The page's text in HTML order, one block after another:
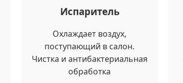
Испаритель
Охлаждает воздух,
поступающий в салон.
Чистка и антибактериальная
обработка